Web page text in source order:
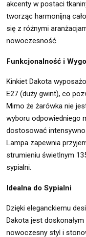
akcenty w postaci
tworząc harmonijną
się z różnymi
nowoczesność.
Funkcjonalność i
Kinkiet Dakota
E27 (duży gwint), co
Mimo że żarówka nie
wyboru odpowiedniego
dostosować
Lampa zapewnia
strumieniu świetlnym
sypialni.
Idealna do Sypialni
Dzięki eleganckiemu
Dakota jest
nowoczesny styl i